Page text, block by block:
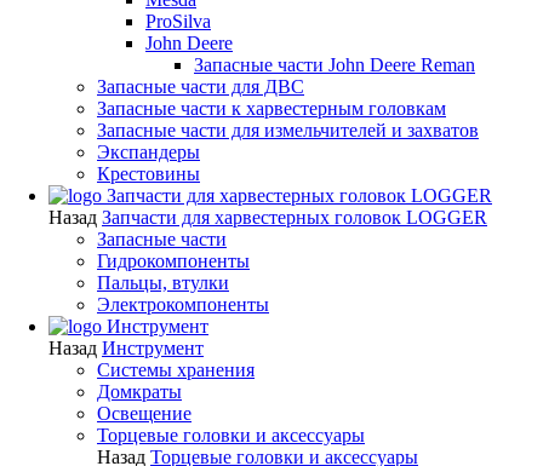
ProSilva
John Deere
Запасные части John Deere Reman
Запасные части для ДВС
Запасные части к харвестерным головкам
Запасные части для измельчителей и захватов
Экспандеры
Крестовины
Запчасти для харвестерных головок LOGGER
Назад Запчасти для харвестерных головок LOGGER
Запасные части
Гидрокомпоненты
Пальцы, втулки
Электрокомпоненты
Инструмент
Назад Инструмент
Системы хранения
Домкраты
Освещение
Торцевые головки и аксессуары
Назад Торцевые головки и аксессуары